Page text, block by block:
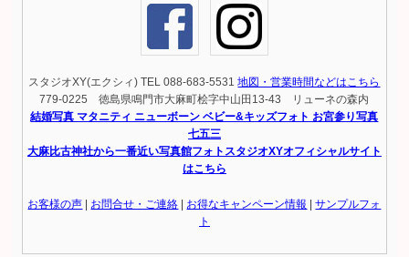
スタジオXY(エクシィ) TEL 088-683-5531地図・営業時間などはこちら
779-0225 徳島県鳴門市大麻町桧字中山田13-43 リューネの森内
結婚写真 マタニティ ニューボーン ベビー&キッズフォト お宮参り写真
七五三
大麻比古神社から一番近い写真館フォトスタジオXYオフィシャルサイト
はこちら
お客様の声 お問合せ・ご連絡 お得なキャンペーン情報 |サンプルフォ
ト